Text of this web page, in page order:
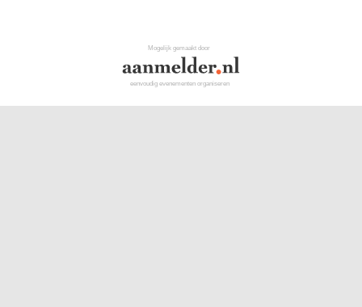
Mogelijk gemaakt door
eenvoudig evenementen organiseren